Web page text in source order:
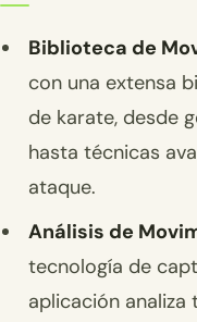
Biblioteca de
con una extensa
de karate, desde
hasta técnicas
ataque.
Análisis de
tecnología de
aplicación